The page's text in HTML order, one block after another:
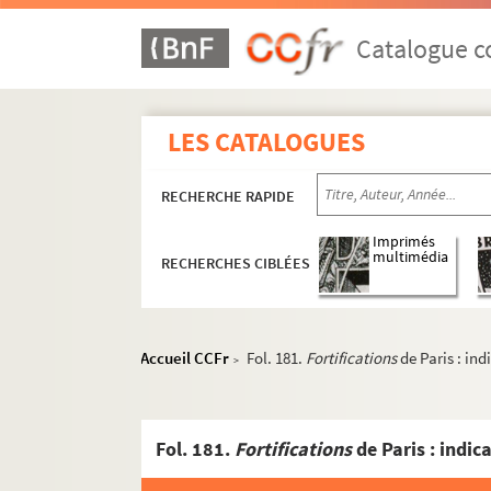
Catalogue
LES CATALOGUES
RECHERCHE RAPIDE
RECHERCHES CIBLÉES
Imprimés
multimédia
Accueil CCFr > Fol. 181. Fortificationsde Paris :
Fol. 181. Fortificationsde Paris :
2-MS-2081. "Historiens originaux de la ville